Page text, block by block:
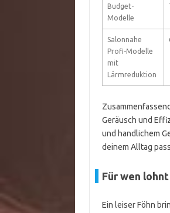
Budget-
Modelle
Salonnahe
Profi-Modelle
mit
Lärmreduktion
Geräusch und
und handlichem
deinem Alltag
Für wen
Ein leiser Föhn